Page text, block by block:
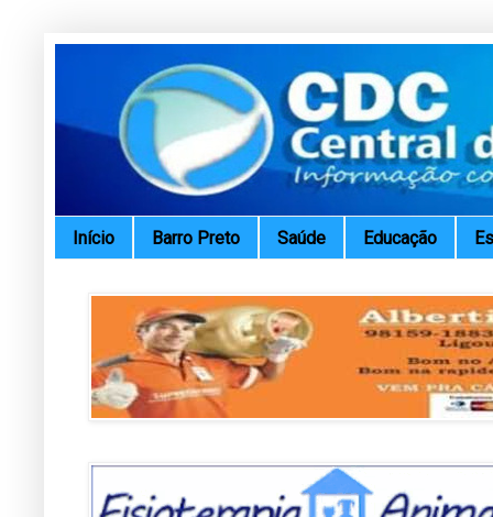
Início Barro Preto Saúde Educação